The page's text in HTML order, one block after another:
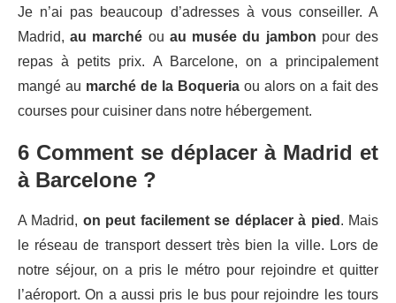
Je n’ai pas beaucoup d’adresses à vous conseiller. A
Madrid,au marché ou au musée du jambon pour des
repas à petits prix. A Barcelone, on a principalement
mangé au marché de la Boqueria ou alors on a fait des
courses pour cuisiner dans notre hébergement.
6 Comment se déplacer à Madrid et
à Barcelone ?
A Madrid, on peut facilement se déplacer à pied . Mais
le réseau de transport dessert très bien la ville. Lors de
notre séjour, on a pris le métro pour rejoindre et quitter
l’aéroport. On a aussi pris le bus pour rejoindre les tours